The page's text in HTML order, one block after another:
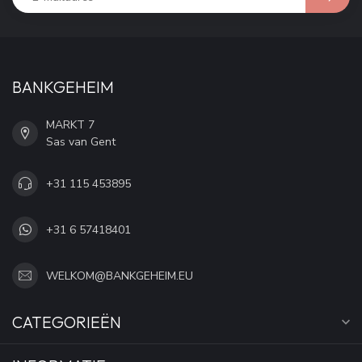
BANKGEHEIM
MARKT 7
Sas van Gent
+31 115 453895
+31 6 57418401
WELKOM@BANKGEHEIM.EU
CATEGORIEËN